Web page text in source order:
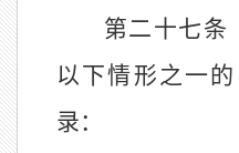
第二十七条
以下情形之一的
录：